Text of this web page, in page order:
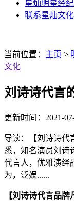
星灿明星经
联系星灿文化
当前位置： 主页 >
文化
刘诗诗代言
更新时间：2021-
导读：【刘诗诗代
悉，知名演员刘诗
代言人，优雅演绎
为，泛娱......
【刘诗诗代言品牌